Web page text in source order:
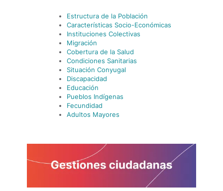
Estructura de la Población
Características Socio-Económicas
Instituciones Colectivas
Migración
Cobertura de la Salud
Condiciones Sanitarias
Situación Conyugal
Discapacidad
Educación
Pueblos Indígenas
Fecundidad
Adultos Mayores